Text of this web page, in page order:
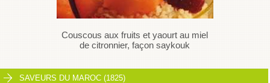
Couscous aux fruits et yaourt au miel
de citronnier, façon saykouk
SAVEURS DU MAROC (1825)